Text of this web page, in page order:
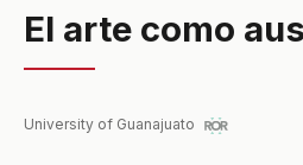
El arte como
University of Guanajuato